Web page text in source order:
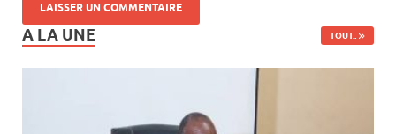
A LA UNE TOUT..